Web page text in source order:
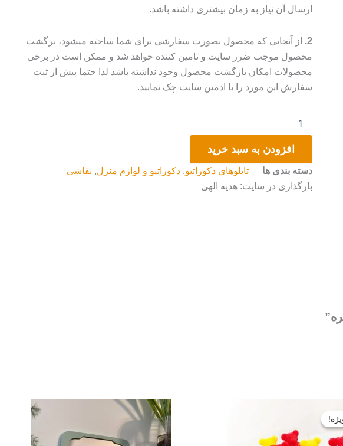
ارسال آن نیاز به زمان بیشتری داشته باشد.
2.
از آنجایی که محصول بصورت سفارشی برای شما ساخته میشود، برگشت
محصول موجب ضرر سایت و تامین کننده خواهد شد و ممکن است در برخی
محصولات امکان بازگشت محصول وجود نداشته باشد لذا حتما پیش از ثبت
سفارش این مورد را با ادمین سایت چک نمایید.
آبرنگ
بنفشه
روبه
پنجره
عدد
افزودن به سبد خرید
دسته بندی ها تابلوهای دکوراتیو,دکوراتیو و لوازم منزل, نقاشی
بارگذاری در سایت: هدیه الهی
بود.